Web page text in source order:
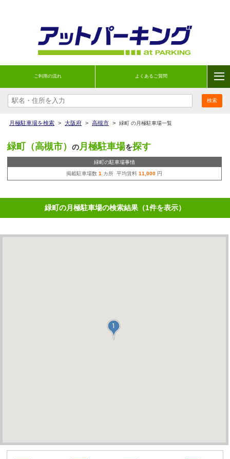
ご利用の流れ よくあるご質問
月極駐車場を検索 > 大阪府 > 高槻市 > 緑町 の月極駐車場一覧
緑町（高槻市） の月極駐車場を探す
緑町の駐車場事情
掲載駐車場数1 カ所 平均賃料11,000 円
緑町の月極駐車場の検索結果（1件を表示）